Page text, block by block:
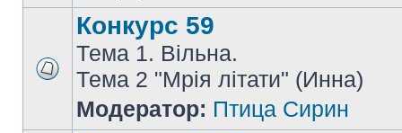
Конкурс 59
Тема 1. Вільна.
Тема 2 "Мрія літати" (Инна)
Модератор: Птица Сирин